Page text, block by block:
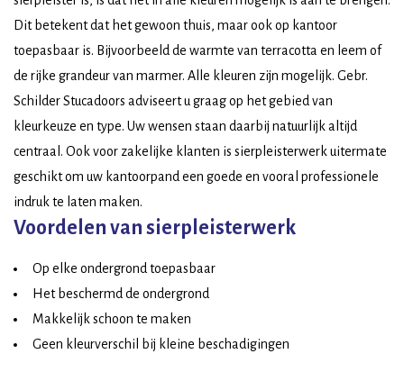
Dit betekent dat het gewoon thuis, maar ook op kantoor
toepasbaar is. Bijvoorbeeld de warmte van terracotta en leem of
de rijke grandeur van marmer. Alle kleuren zijn mogelijk. Gebr.
Schilder Stucadoors adviseert u graag op het gebied van
kleurkeuze en type. Uw wensen staan daarbij natuurlijk altijd
centraal. Ook voor zakelijke klanten is sierpleisterwerk uitermate
geschikt om uw kantoorpand een goede en vooral professionele
indruk te laten maken.
Voordelen van sierpleisterwerk
Op elke ondergrond toepasbaar
Het beschermd de ondergrond
Makkelijk schoon te maken
Geen kleurverschil bij kleine beschadigingen